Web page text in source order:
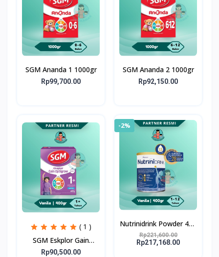
SGM Ananda 1 1000gr
Rp99,700.00
SGM Ananda 2 1000gr
Rp92,150.00
( 1 )
SGM Eskplor Gain
Optigrow 1plus
Rp90,500.00
-2%
Nutrinidrink Powder 400
gr
Rp221,600.00
Rp217,168.00